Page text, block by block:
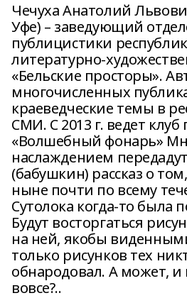
Чечуха Анатолий
Уфе) – заведующий
публицистики
литературно-
«Бельские просторы».
многочисленных
краеведческие темы в
СМИ. С 2013 г. ведет
«Волшебный фонарь»
наслаждением
(бабушкин) рассказ о
ныне почти по всему
Сутолока когда-то была
Будут восторгаться
на ней, якобы
только рисунков тех
обнародовал. А может, и
вовсе?..